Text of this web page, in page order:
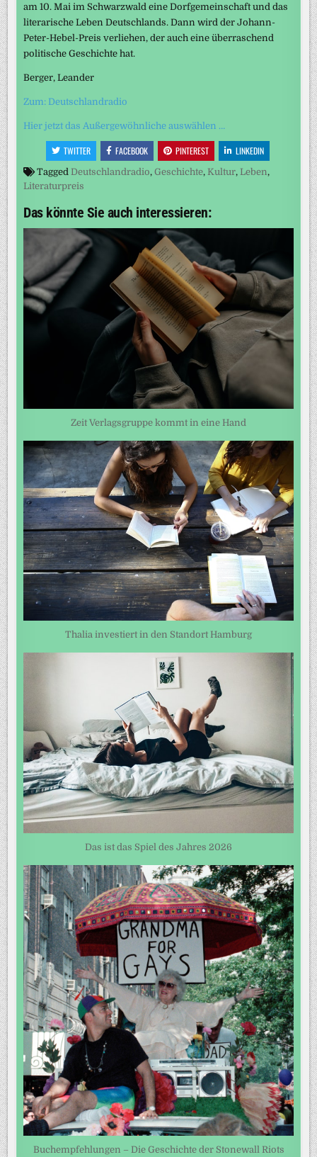
am 10. Mai im Schwarzwald eine Dorfgemeinschaft und das
literarische Leben Deutschlands. Dann wird der Johann-
Peter-Hebel-Preis verliehen, der auch eine überraschend
politische Geschichte hat.
Berger, Leander
Zum: Deutschlandradio
Hier jetzt das Außergewöhnliche auswählen …
TWITTER FACEBOOK PINTEREST LINKEDIN
TaggedDeutschlandradio,Geschichte,Kultur,Leben,
Literaturpreis
Das könnte Sie auch interessieren:
Zeit Verlagsgruppe kommt in eine Hand
Thalia investiert in den Standort Hamburg
Das ist das Spiel des Jahres 2026
Buchempfehlungen – Die Geschichte der Stonewall Riots